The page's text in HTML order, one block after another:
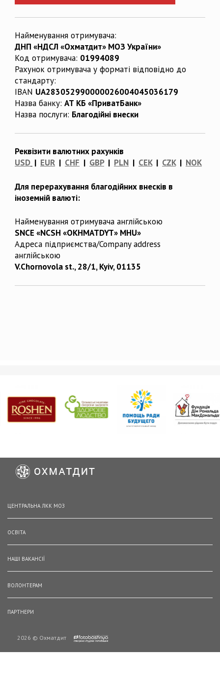
Найменування отримувача:
ДНП «НДСЛ «Охматдит» МОЗ України»
Код отримувача: 01994089
Рахунок отримувача у форматі відповідно до
стандарту:
IBAN UA283052990000026004045036179
Назва банку: АТ КБ «ПриватБанк»
Назва послуги: Благодійні внески
Реквізити валютних рахунків
USD | EUR | CHF | GBP| PLN | CEK| CZK| NOK
Для перерахування благодійних внесків в
іноземній валюті:
Найменування отримувача англійською
SNCE «NCSH «OKHMATDYT» MHU»
Адреса підприємства/Company address
англійською
V.Chornovola st., 28/1, Kyiv, 01135
ЦЕНТРАЛЬНА ЛКК МОЗ
ОСВІТА
НАШІ ВАКАНСІЇ
ВОЛОНТЕРАМ
ПАРТНЕРИ
2026 © Охматдит